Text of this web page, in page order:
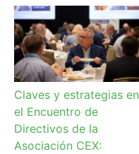
Claves y estrategias en
el Encuentro de
Directivos de la
Asociación CEX: